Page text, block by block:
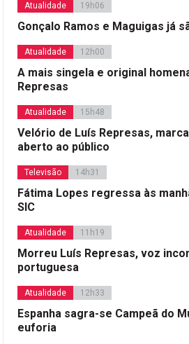
Atualidade 19h06
Gonçalo Ramos e Maguigas já
Atualidade 12h00
A mais singela e original
Represas
Atualidade 15h48
Velório de Luís Represas,
aberto ao público
Televisão 14h31
Fátima Lopes regressa às
SIC
Atualidade 11h19
Morreu Luís Represas, voz
portuguesa
Atualidade 12h33
Espanha sagra-se Campeã do
euforia